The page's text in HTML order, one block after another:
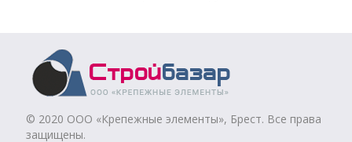
© 2020 ООО «Крепежные элементы», Брест. Все права
защищены.